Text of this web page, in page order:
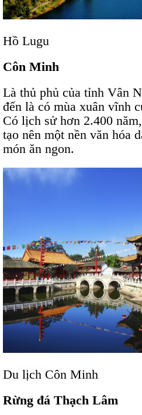
Hồ Lugu
Côn Minh
Là thủ phủ của tỉnh Vân
đến là có mùa xuân vĩnh
Có lịch sử hơn 2.400
tạo nên một nền văn hóa
món ăn ngon.
Du lịch Côn Minh
Rừng đá Thạch Lâm